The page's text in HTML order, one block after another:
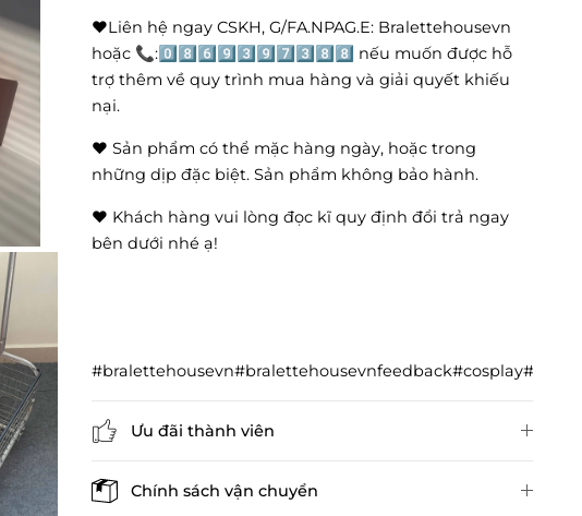
❤️Liên hệ ngay CSKH, G/FA.NPAG.E: Bralettehousevn
hoặc 📞:0️⃣8️⃣6️⃣9️⃣3️⃣9️⃣7️⃣3️⃣8️⃣8️⃣ nếu muốn được hỗ
trợ thêm về quy trình mua hàng và giải quyết khiếu
nại.
❤️ Sản phẩm có thể mặc hàng ngày, hoặc trong
những dịp đặc biệt. Sản phẩm không bảo hành.
❤️ Khách hàng vui lòng đọc kĩ quy định đổi trả ngay
bên dưới nhé ạ!
Ưu đãi thành viên
Chính sách vận chuyển